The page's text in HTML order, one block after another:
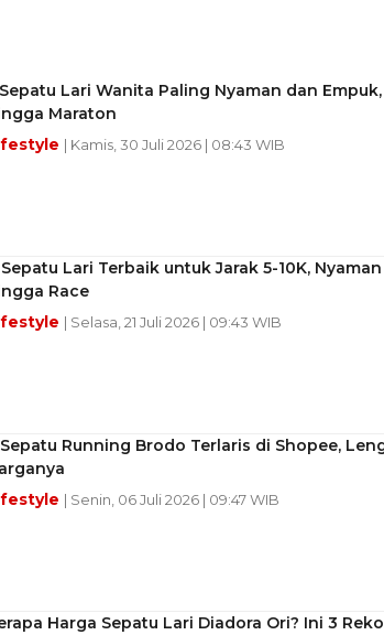
Lari Wanita Paling Nyaman dan
Maraton
| Kamis, 30 Juli 2026 | 08:43 WIB
Lari Terbaik untuk Jarak 5-10K,
Race
| Selasa, 21 Juli 2026 | 09:43 WIB
Running Brodo Terlaris di Shopee,
| Senin, 06 Juli 2026 | 09:47 WIB
Harga Sepatu Lari Diadora Ori? Ini 3